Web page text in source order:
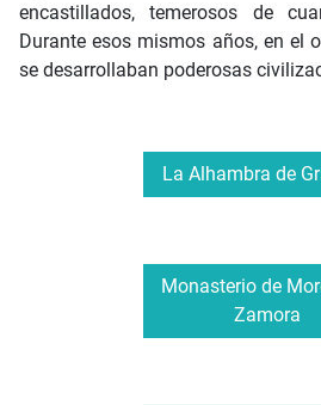
encastillados, temerosos de
Durante esos mismos años, en el
se desarrollaban poderosas
La Alhambra de
Monasterio de
Zamora